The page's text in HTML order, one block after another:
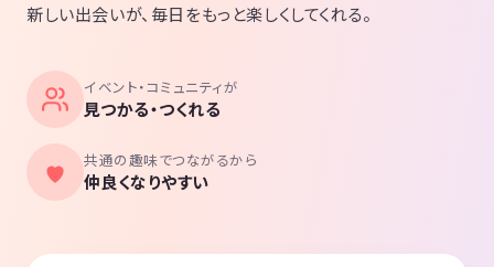
新しい出会いが、毎日をもっと楽しくしてくれる。
イベント・コミュニティが
見つかる・つくれる
共通の趣味でつながるから
仲良くなりやすい